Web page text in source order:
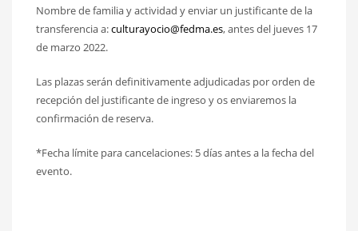
Nombre de familia y actividad y enviar un justificante de la
transferencia a:culturayocio@fedma.es, antes del jueves 17
de marzo 2022.
Las plazas serán definitivamente adjudicadas por orden de
recepción del justificante de ingreso y os enviaremos la
confirmación de reserva.
*Fecha límite para cancelaciones: 5 días antes a la fecha del
evento.